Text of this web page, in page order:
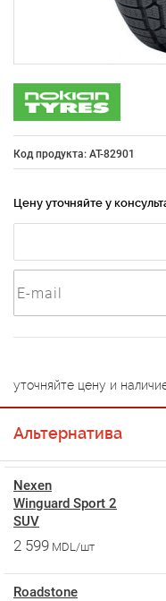
Код продукта: AT-82901
Цену уточняйте у
уточняйте цену и
Альтернатива
Nexen
Winguard Sport 2
SUV
2 599 MDL/шт
Roadstone